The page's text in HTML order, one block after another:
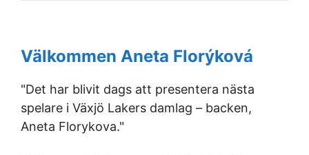
Välkommen Aneta Florýková
"Det har blivit dags att presentera nästa
spelare i Växjö Lakers damlag – backen,
Aneta Florykova."